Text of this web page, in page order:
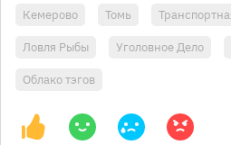
Кемерово Томь
Ловля Рыбы Уголовное Дело
Облако тэгов